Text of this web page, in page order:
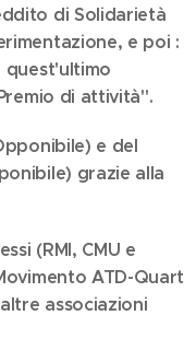
di Solidarietà
e poi :
quest'ultimo
di attività".
e del
grazie alla
(RMI, CMU e
ATD-Quart
associazioni